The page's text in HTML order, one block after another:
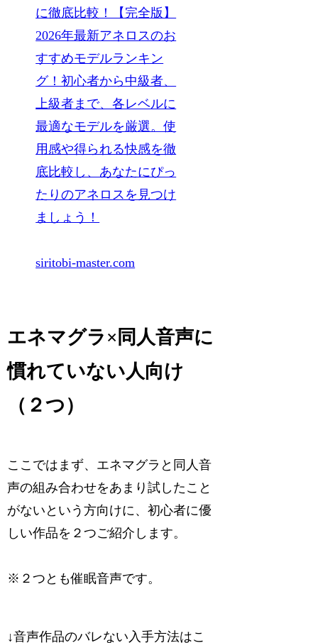
に徹底比較！【完全版】
2026年最新アネロスのお
すすめモデルランキン
グ！初心者から中級者、
上級者まで、各レベルに
最適なモデルを厳選。使
用感や得られる快感を徹
底比較し、あなたにぴっ
たりのアネロスを見つけ
ましょう！
siritobi-master.com
エネマグラ×同人音声に
慣れていない人向け
（２つ）
ここではまず、エネマグラと同人音
声の組み合わせをあまり試したこと
がないという方向けに、初心者に優
しい作品を２つご紹介します。
※２つとも催眠音声です。
↓音声作品のバレない入手方法はこ